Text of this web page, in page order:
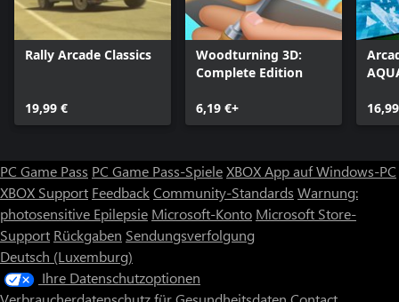
Rally Arcade Classics
19,99 €
Woodturning 3D:
Complete Edition
6,19 €+
PC Game Pass PC Game Pass-SpieleXBOX App auf Windows-PC
XBOX Support FeedbackCommunity-Standards Warnung:
photosensitive Epilepsie Microsoft-Konto Microsoft Store-
Support Rückgaben Sendungsverfolgung
Deutsch (Luxemburg)
Ihre Datenschutzoptionen